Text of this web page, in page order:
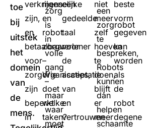
toe
bij
uitstek
het
domein
van
de
mens.
verkrijgen
zijn,
en
betaalbaar
voor
zorgorganisaties,
zijn
beperkt
in
menselijke
en
robot
zorgverlener
–
Wie
doet
welke
taken?
zorg
is
in
volle
gang
–
maar
waar
moet
een
gedeelde
taal
voor
de
acceptatie
van
en
vertrouwen
niet
meer
zelf
hoeven
te
doen,
blijft
er
meer
een
zorgrobot
te
bespreken,
Robots
kunnen
dan
helpen
schaamte
beste
vorm
gegeven
kan
worden
als
de
robot
degene